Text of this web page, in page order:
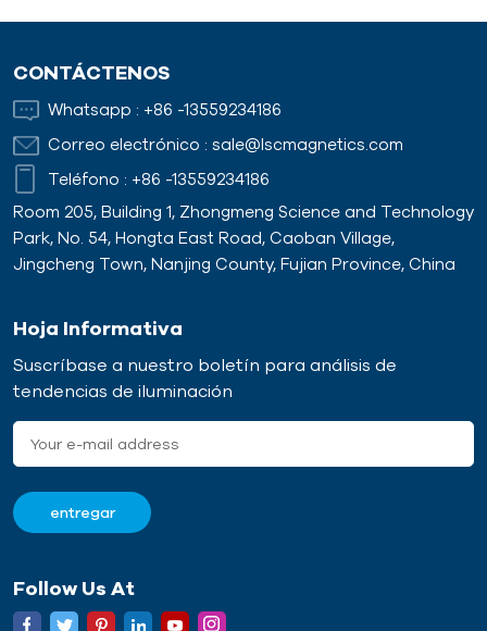
CONTÁCTENOS
Whatsapp : +86 -13559234186
Correo electrónico : sale@lscmagnetics.com
Teléfono : +86 -13559234186
Room 205, Building 1, Zhongmeng Science and Technology
Park, No. 54, Hongta East Road, Caoban Village,
Jingcheng Town, Nanjing County, Fujian Province, China
Hoja Informativa
Suscríbase a nuestro boletín para análisis de
tendencias de iluminación
Follow Us At